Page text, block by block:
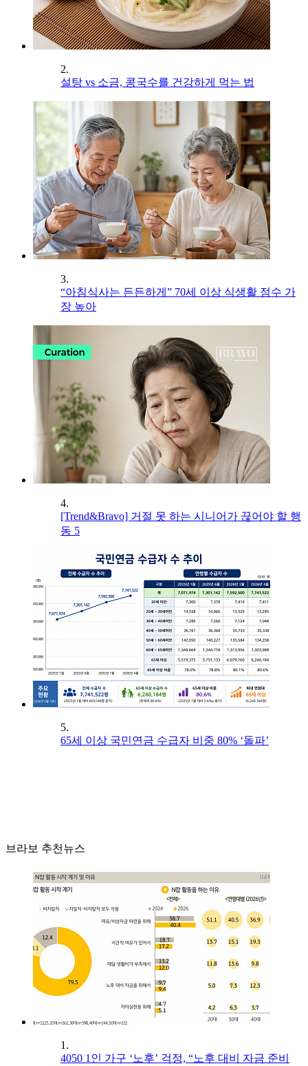
2.
설탕 vs 소금, 콩국수를 건강하게 먹는 법
3.
“아침식사는 든든하게” 70세 이상 식생활 점수 가
장 높아
4.
[Trend&Bravo] 거절 못 하는 시니어가 끊어야 할 행
동 5
5.
65세 이상 국민연금 수급자 비중 80% ‘돌파’
브라보 추천뉴스
1.
4050 1인 가구 ‘노후’ 걱정, “노후 대비 자금 준비